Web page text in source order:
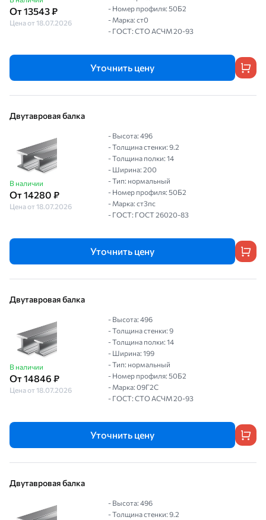
От 13543 ₽
Цена от 18.07.2026
- Номер профиля: 50Б2
- Марка: ст0
- ГОСТ: СТО АСЧМ 20-93
Уточнить цену
Двутавровая балка
В наличии
От 14280 ₽
Цена от 18.07.2026
- Высота: 496
- Толщина стенки: 9.2
- Толщина полки: 14
- Ширина: 200
- Тип: нормальный
- Номер профиля: 50Б2
- Марка: ст3пс
- ГОСТ: ГОСТ 26020-83
Уточнить цену
Двутавровая балка
В наличии
От 14846 ₽
Цена от 18.07.2026
- Высота: 496
- Толщина стенки: 9
- Толщина полки: 14
- Ширина: 199
- Тип: нормальный
- Номер профиля: 50Б2
- Марка: 09Г2С
- ГОСТ: СТО АСЧМ 20-93
Уточнить цену
Двутавровая балка
- Высота: 496
- Толщина стенки: 9.2